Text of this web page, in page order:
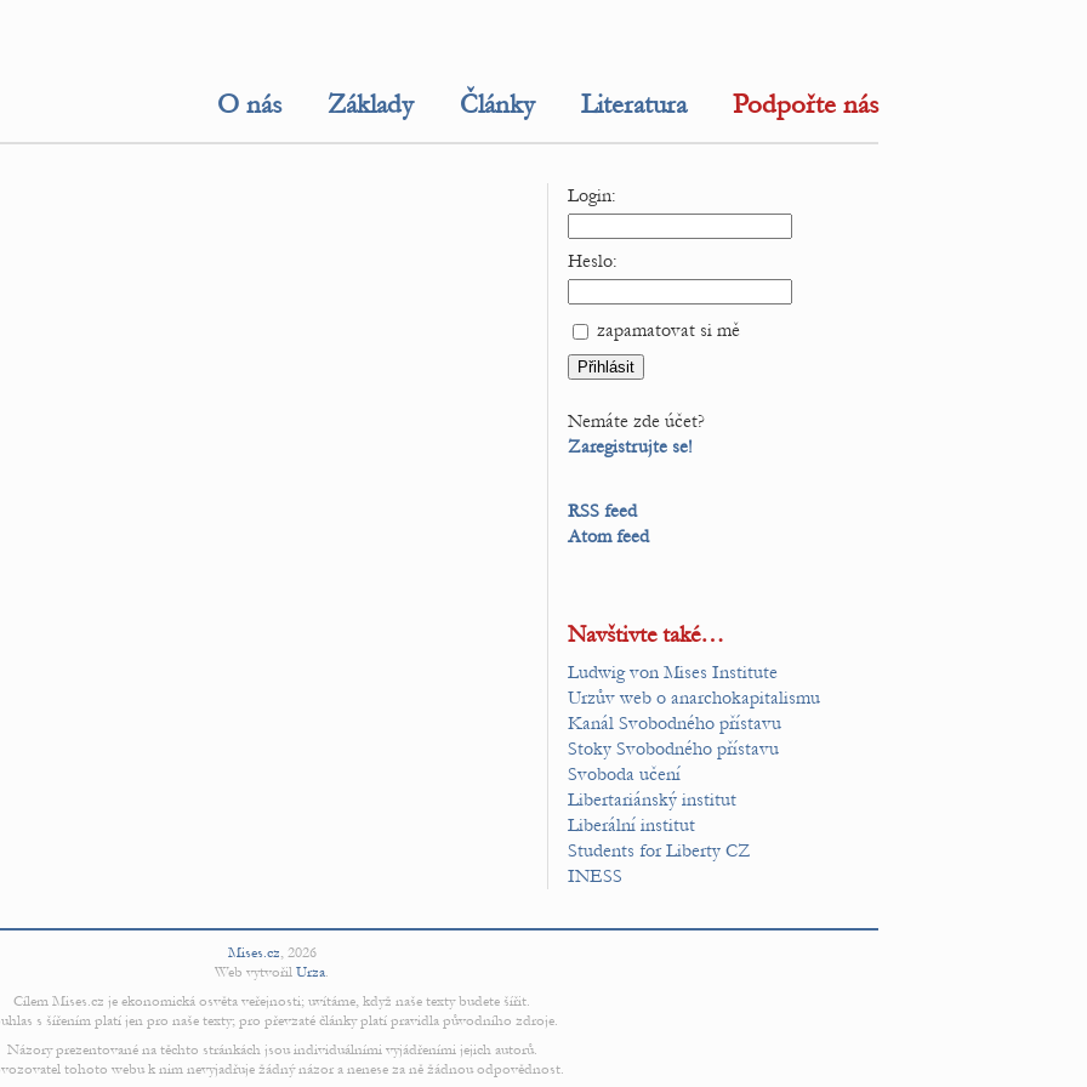
O nás Základy Články Literatura Podpořte nás
Login:
Heslo:
zapamatovat si mě
Nemáte zde účet?
Zaregistrujte se!
RSS feed
Atom feed
Navštivte také…
Ludwig von Mises Institute
Urzův web o anarchokapitalismu
Kanál Svobodného přístavu
Stoky Svobodného přístavu
Svoboda učení
Libertariánský institut
Liberální institut
Students for Liberty CZ
INESS
Mises.cz, 2026
Web vytvořil Urza.
Cílem Mises.cz je ekonomická osvěta veřejnosti; uvítáme, když naše texty budete šířit.
s šířením platí jen pro naše texty; pro převzaté články platí pravidla původního zdroje.
Názory prezentované na těchto stránkách jsou individuálními vyjádřeními jejich autorů.
tohoto webu k nim nevyjadřuje žádný názor a nenese za ně žádnou odpovědnost.